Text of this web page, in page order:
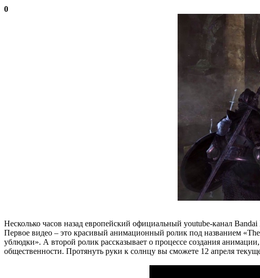
0
Несколько часов назад европейский официальный youtube-канал
Первое видео – это красивый анимационный ролик под названием
ублюдки». А второй ролик рассказывает о процессе создания
общественности. Протянуть руки к солнцу вы сможете 12 апреля